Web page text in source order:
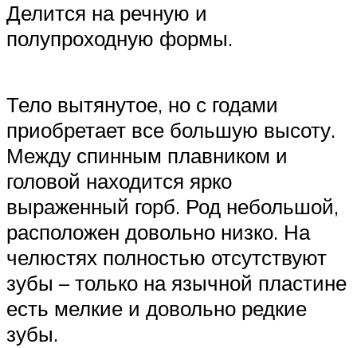
Делится на речную и
полупроходную формы.
Тело вытянутое, но с годами
приобретает все большую высоту.
Между спинным плавником и
головой находится ярко
выраженный горб. Род небольшой,
расположен довольно низко. На
челюстях полностью отсутствуют
зубы – только на язычной пластине
есть мелкие и довольно редкие
зубы.